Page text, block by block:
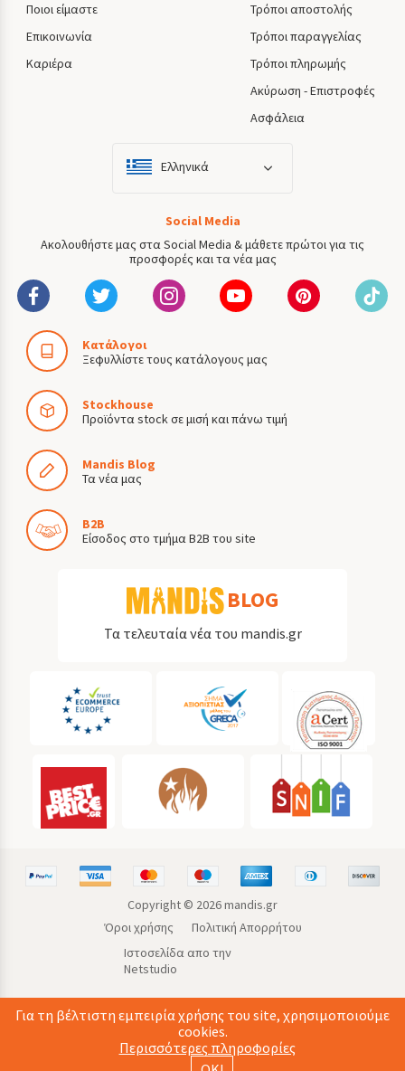
Ποιοι είμαστε
Επικοινωνία
Καριέρα
Τρόποι αποστολής
Τρόποι παραγγελίας
Τρόποι πληρωμής
Ακύρωση - Επιστροφές
Ασφάλεια
Ελληνικά
Social Media
Ακολουθήστε μας στα Social Media & μάθετε πρώτοι για τις
προσφορές και τα νέα μας
Κατάλογοι
Ξεφυλλίστε τους κατάλογους μας
Stockhouse
Προϊόντα stock σε μισή και πάνω τιμή
Mandis Blog
Τα νέα μας
B2B
Είσοδος στο τμήμα B2B του site
BLOG
Τα τελευταία νέα του mandis.gr
Copyright © 2026mandis.gr
Όροι χρήσης
Πολιτική Απορρήτου
Ιστοσελίδα απο την
Netstudio
Για τη βέλτιστη εμπειρία χρήσης του site, χρησιμοποιούμε
cookies.
Περισσότερες πληροφορίες